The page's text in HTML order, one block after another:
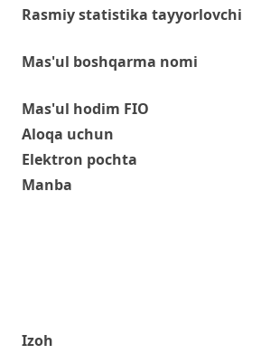
Rasmiy statistika tayyorlovchi
Mas'ul boshqarma nomi
Mas'ul hodim FIO
Aloqa uchun
Elektron pochta
Manba
Izoh